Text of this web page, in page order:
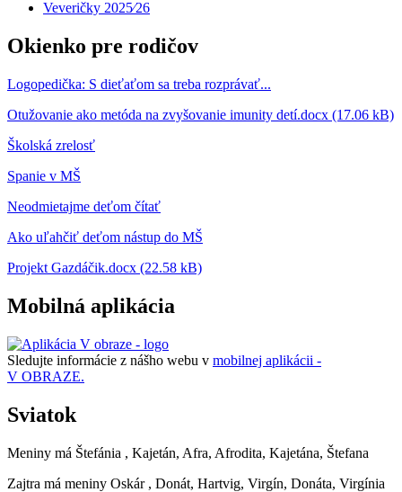
Veveričky 2025⁄26
Okienko pre rodičov
Logopedička: S dieťaťom sa treba rozprávať...
Otužovanie ako metóda na zvyšovanie imunity detí.docx (17.06 kB)
Školská zrelosť
Spanie v MŠ
Neodmietajme deťom čítať
Ako uľahčiť deťom nástup do MŠ
Projekt Gazdáčik.docx (22.58 kB)
Mobilná aplikácia
Sledujte informácie z nášho webu v mobilnej aplikácii -
V OBRAZE.
Sviatok
Meniny má Štefánia , Kajetán, Afra, Afrodita, Kajetána, Štefana
Zajtra má meniny Oskár , Donát, Hartvig, Virgín, Donáta, Virgínia